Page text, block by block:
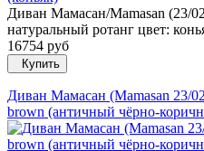
Диван Мамасан/Mamasan (23/
натуральный ротанг цвет:
16754 руб
Купить
Диван Мамасан (Mamasan 23/
brown (античный чёрно-